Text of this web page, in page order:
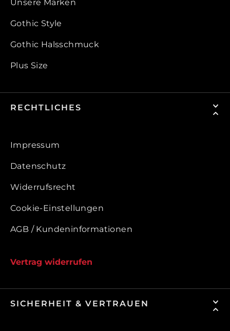
Unsere Marken
Gothic Style
Gothic Halsschmuck
Plus Size
RECHTLICHES
Impressum
Datenschutz
Widerrufsrecht
Cookie-Einstellungen
AGB / Kundeninformationen
Vertrag widerrufen
SICHERHEIT & VERTRAUEN